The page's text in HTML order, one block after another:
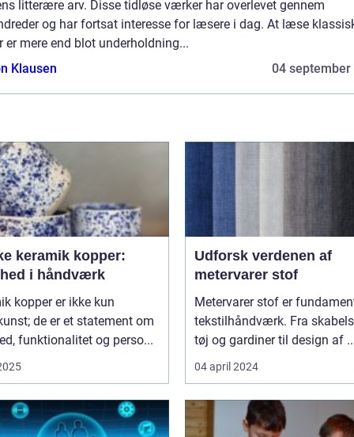
litterære arv. Disse tidløse værker har overlevet gennem
og har fortsat interesse for læsere i dag. At læse
er mere end blot underholdning...
Klausen
04 september
keramik kopper:
i håndværk
kopper er ikke kun
de er et statement om
funktionalitet og perso...
Udforsk verdenen af
metervarer stof
Metervarer stof er
tekstilhåndværk. Fra
tøj og gardiner til design af
04 april 2024